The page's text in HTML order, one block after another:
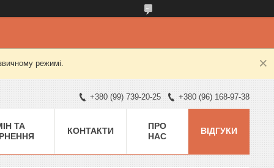
режимі.
+380 (99) 739-20-25 +380 (96) 168-97-38
ТА
КОНТАКТИ
ПРО
НАС
ВІДГУКИ